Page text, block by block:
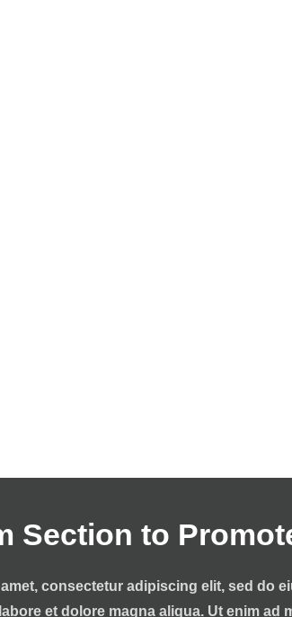
Section to
consectetur adipiscing elit, sed do
et dolore magna aliqua. Ut enim ad